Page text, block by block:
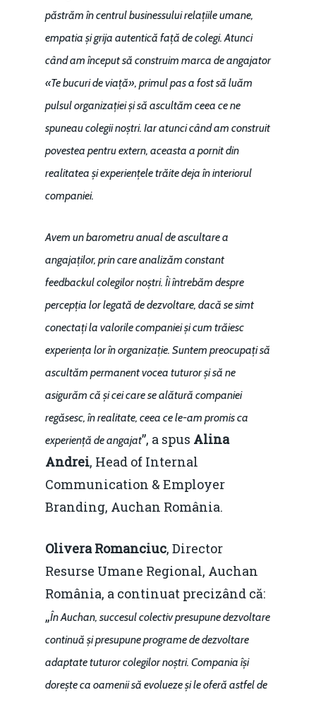
păstrăm în centrul businessului relațiile umane,
empatia și grija autentică față de colegi. Atunci
când am început să construim marca de angajator
«Te bucuri de viață», primul pas a fost să luăm
pulsul organizației și să ascultăm ceea ce ne
spuneau colegii noștri. Iar atunci când am construit
povestea pentru extern, aceasta a pornit din
realitatea și experiențele trăite deja în interiorul
companiei.
Avem un barometru anual de ascultare a
angajaților, prin care analizăm constant
feedbackul colegilor noștri. Îi întrebăm despre
percepția lor legată de dezvoltare, dacă se simt
conectați la valorile companiei și cum trăiesc
experiența lor în organizație. Suntem preocupați să
ascultăm permanent vocea tuturor și să ne
asigurăm că și cei care se alătură companiei
regăsesc, în realitate, ceea ce le-am promis ca
experiență de angajat”, a spus Alina
Andrei, Head of Internal
Communication & Employer
Branding, Auchan România.
Olivera Romanciuc, Director
Resurse Umane Regional, Auchan
România, a continuat precizând că:
„În Auchan, succesul colectiv presupune dezvoltare
continuă și presupune programe de dezvoltare
adaptate tuturor colegilor noștri. Compania își
dorește ca oamenii să evolueze și le oferă astfel de